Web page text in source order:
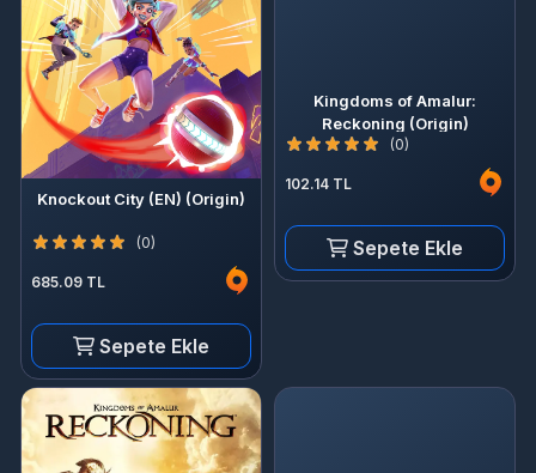
Knockout City (EN) (Origin)
(0)
685.09 TL
Sepete Ekle
Kingdoms of Amalur:
Reckoning (Origin)
(0)
102.14 TL
Sepete Ekle